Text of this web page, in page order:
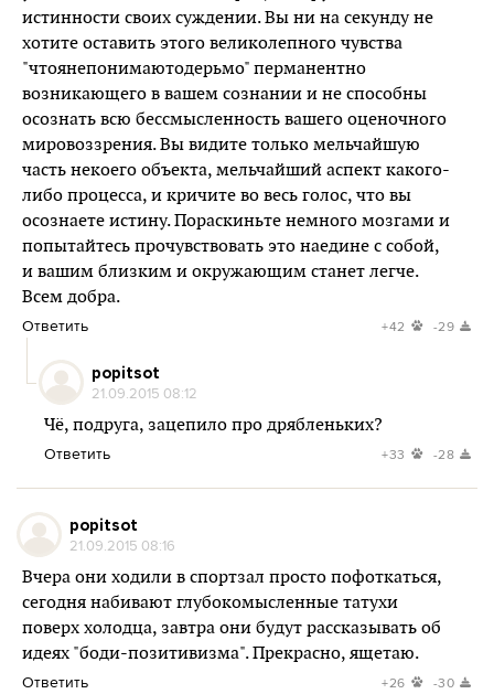
истинности своих суждении. Вы ни на секунду не
хотите оставить этого великолепного чувства
"чтоянепонимаютодерьмо" перманентно
возникающего в вашем сознании и не способны
осознать всю бессмысленность вашего оценочного
мировоззрения. Вы видите только мельчайшую
часть некоего объекта, мельчайший аспект какого-
либо процесса, и кричите во весь голос, что вы
осознаете истину. Пораскиньте немного мозгами и
попытайтесь прочувствовать это наедине с собой,
и вашим близким и окружающим станет легче.
Всем добра.
Ответить +42 -29
popitsot
21.09.2015 08:12
Чё, подруга, зацепило про дрябленьких?
Ответить +33 -28
popitsot
21.09.2015 08:16
Вчера они ходили в спортзал просто пофоткаться,
сегодня набивают глубокомысленные татухи
поверх холодца, завтра они будут рассказывать об
идеях "боди-позитивизма". Прекрасно, ящетаю.
Ответить +26 -30